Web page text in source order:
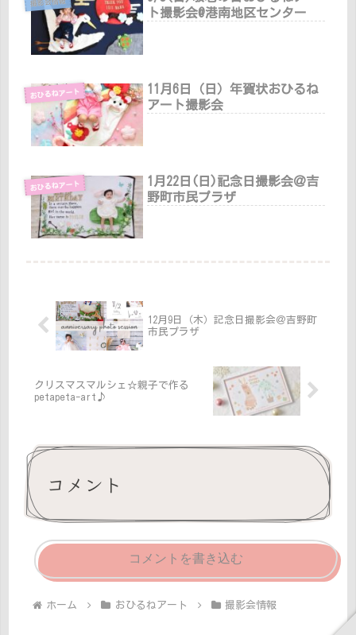
ト撮影会@港南地区センター
おひるねアート
11月6日（日）年賀状おひるね
アート撮影会
おひるねアート
1月22日(日)記念日撮影会＠吉
野町市民プラザ
12月9日（木）記念日撮影会＠吉野町
市民プラザ
クリスマスマルシェ☆親子で作る
petapeta-art♪
コメント
コメントを書き込む
ホーム おひるねアート 撮影会情報